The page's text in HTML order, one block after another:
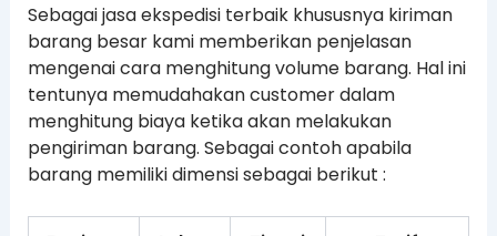
Sebagai jasa ekspedisi terbaik khususnya kiriman
barang besar kami memberikan penjelasan
mengenai cara menghitung volume barang. Hal ini
tentunya memudahakan customer dalam
menghitung biaya ketika akan melakukan
pengiriman barang. Sebagai contoh apabila
barang memiliki dimensi sebagai berikut :